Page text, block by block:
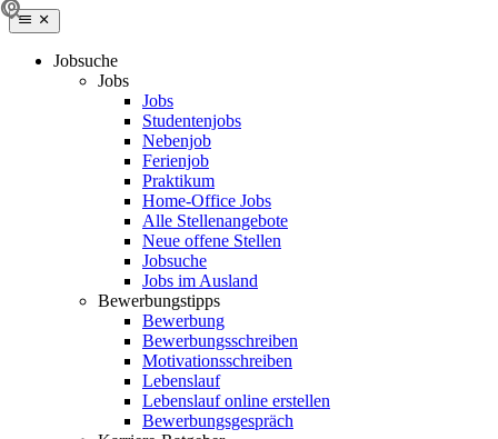
Jobsuche
Jobs
Jobs
Studentenjobs
Nebenjob
Ferienjob
Praktikum
Home-Office Jobs
Alle Stellenangebote
Neue offene Stellen
Jobsuche
Jobs im Ausland
Bewerbungstipps
Bewerbung
Bewerbungsschreiben
Motivationsschreiben
Lebenslauf
Lebenslauf online erstellen
Bewerbungsgespräch